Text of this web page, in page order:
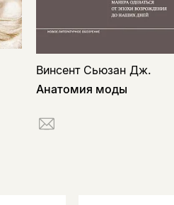
Винсент Сьюзан Дж.
Анатомия моды